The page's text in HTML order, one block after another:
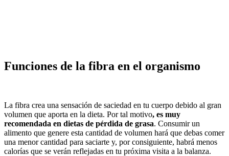
Funciones de la fibra en el organismo
La fibra crea una sensación de saciedad en tu cuerpo debido al gran
volumen que aporta en la dieta. Por tal motivo, es muy
recomendada en dietas de pérdida de grasa. Consumir un
alimento que genere esta cantidad de volumen hará que debas comer
una menor cantidad para saciarte y, por consiguiente, habrá menos
calorías que se verán reflejadas en tu próxima visita a la balanza.